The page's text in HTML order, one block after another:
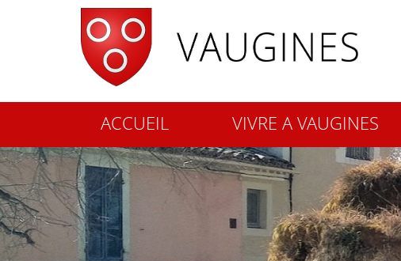
ACCUEIL VIVRE A VAUGINES